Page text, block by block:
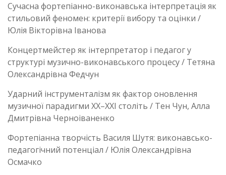
Сучасна фортепіанно-виконавська інтерпретація як
стильовий феномен: критерії вибору та оцінки /
Юлія Вікторівна Іванова
Концертмейстер як інтерпретатор і педагог у
структурі музично-виконавського процесу / Тетяна
Олександрівна Федчун
Ударний інструменталізм як фактор оновлення
музичної парадигми ХХ–ХХІ століть / Тен Чун, Алла
Дмитрівна Черноіваненко
Фортепіанна творчість Василя Шутя: виконавсько-
педагогічний потенціал / Юлія Олександрівна
Осмачко